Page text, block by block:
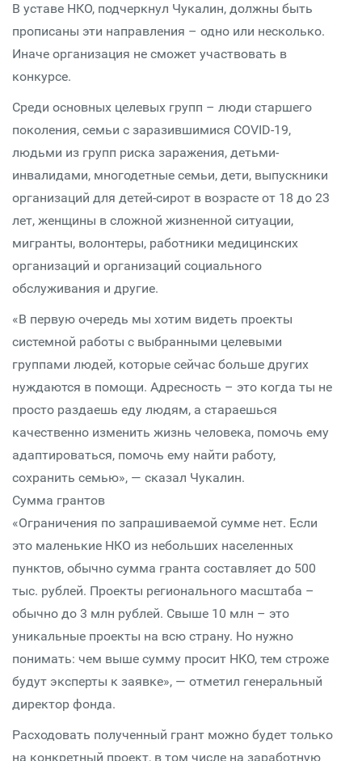
В уставе НКО, подчеркнул Чукалин, должны быть
прописаны эти направления – одно или несколько.
Иначе организация не сможет участвовать в
конкурсе.
Среди основных целевых групп – люди старшего
поколения, семьи с заразившимися COVID-19,
людьми из групп риска заражения, детьми-
инвалидами, многодетные семьи, дети, выпускники
организаций для детей-сирот в возрасте от 18 до 23
лет, женщины в сложной жизненной ситуации,
мигранты, волонтеры, работники медицинских
организаций и организаций социального
обслуживания и другие.
«В первую очередь мы хотим видеть проекты
системной работы с выбранными целевыми
группами людей, которые сейчас больше других
нуждаются в помощи. Адресность – это когда ты не
просто раздаешь еду людям, а стараешься
качественно изменить жизнь человека, помочь ему
адаптироваться, помочь ему найти работу,
сохранить семью», — сказал Чукалин.
Сумма грантов
«Ограничения по запрашиваемой сумме нет. Если
это маленькие НКО из небольших населенных
пунктов, обычно сумма гранта составляет до 500
тыс. рублей. Проекты регионального масштаба –
обычно до 3 млн рублей. Свыше 10 млн – это
уникальные проекты на всю страну. Но нужно
понимать: чем выше сумму просит НКО, тем строже
будут эксперты к заявке», — отметил генеральный
директор фонда.
Расходовать полученный грант можно будет только
на конкретный проект, в том числе на заработную